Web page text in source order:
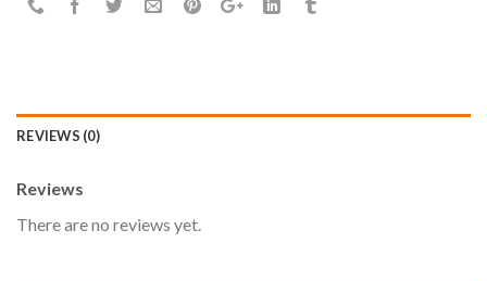
REVIEWS (0)
Reviews
There are no reviews yet.